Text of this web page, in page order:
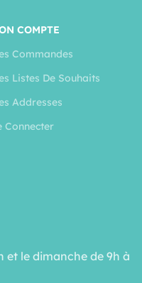
COMPTE
Commandes
Listes De Souhaits
Addresses
Connecter
et le dimanche de 9h à